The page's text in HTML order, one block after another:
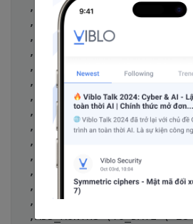
,SYSTIMESTAMP
,SYSDATE - SYSTIMESTAMP
,EXTRACT (YEAR FROM
,EXTRACT (DAY FROM
,TRUNC (SYSDATE)
,TRUNC (SYSDATE, 'MM')
,TRUNC (SYSDATE, 'Q')
,TRUNC (SYSDATE, 'Y')
,SYSDATE + 1
,TO_CHAR(SYSDATE - 1/
,To_CHAR(SYSDATE + 10
,ADD_MONTHS (SYSDATE, 1)
,ADD_MONTHS (SYSDATE, -3)
,ADD_MONTHS (TO_DATE
,ADD_MONTHS (TO_DATE